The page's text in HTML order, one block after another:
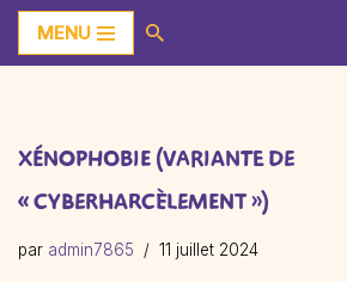
Aller
MENU
XÉNOPHOBIE (VARIANTE DE
« CYBERHARCÈLEMENT »)
par admin7865 11 juillet 2024